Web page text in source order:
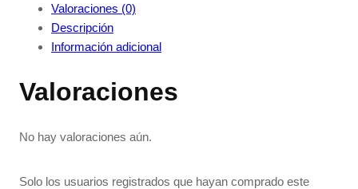
Valoraciones (0)
Descripción
Información adicional
Valoraciones
No hay valoraciones aún.
Solo los usuarios registrados que hayan comprado este